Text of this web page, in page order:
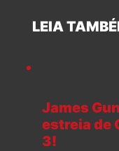
LEIA
James
estreia de
3!